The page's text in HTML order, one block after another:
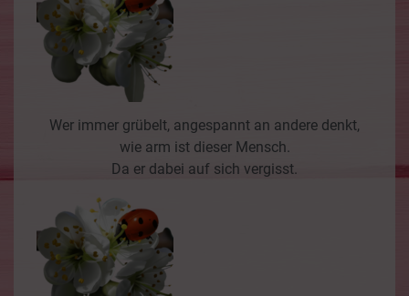
Wer immer grübelt, angespannt an andere denkt,
wie arm ist dieser Mensch.
Da er dabei auf sich vergisst.